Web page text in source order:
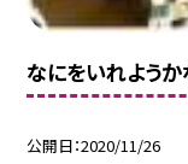
なにをいれよう
公開日 2020/11/26